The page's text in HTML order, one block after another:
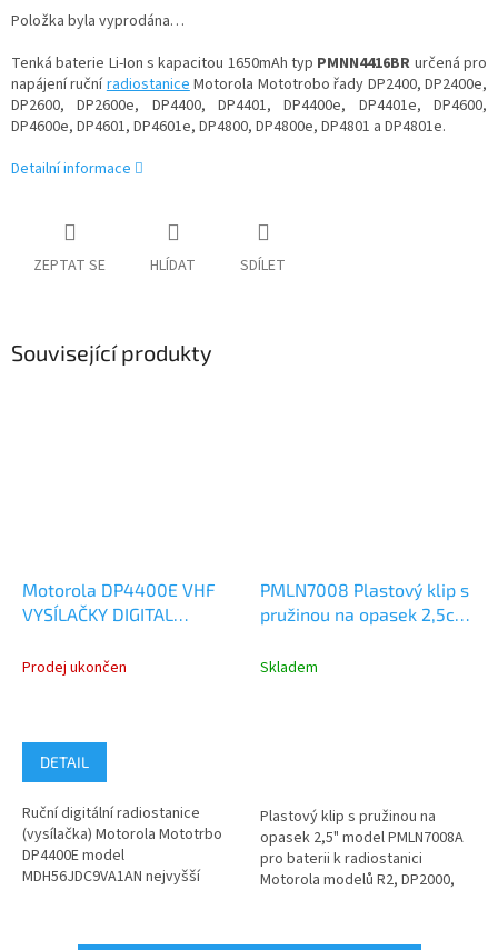
Měrná
cena:
Položka byla vyprodána…
Tenká baterie Li-Ion s kapacitou 1650mAh typ PMNN4416BR určená pro
napájení ručníradiostaniceMotorola Mototrobo řady DP2400, DP2400e,
DP2600, DP2600e, DP4400, DP4401, DP4400e, DP4401e, DP4600,
DP4600e, DP4601, DP4601e, DP4800, DP4800e, DP4801 a DP4801e.
Detailní informace
ZEPTAT SE HLÍDAT SDÍLET
Související produkty
Motorola DP4400E VHF
VYSÍLAČKY DIGITAL
MDH56JDC9VA1AN
Prodej ukončen
DETAIL
Ruční digitální radiostanice
(vysílačka) Motorola Mototrbo
DP4400E model
MDH56JDC9VA1AN nejvyšší
PMLN7008 Plastový klip s
pružinou na opasek 2,5cm,
Skladem
Plastový klip s pružinou na
opasek 2,5" model PMLN7008A
pro baterii k radiostanici
Motorola modelů R2, DP2000,